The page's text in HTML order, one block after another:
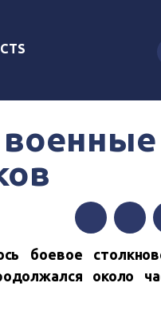
FacebookTwitter
боевое
около